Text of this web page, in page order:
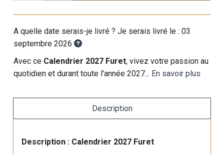
A quelle date serais-je livré ? Je serais livré le :03
septembre 2026
Avec ce Calendrier 2027 Furet, vivez votre passion au
quotidien et durant toute l'année 2027... En savoir plus
Description
Description : Calendrier 2027 Furet